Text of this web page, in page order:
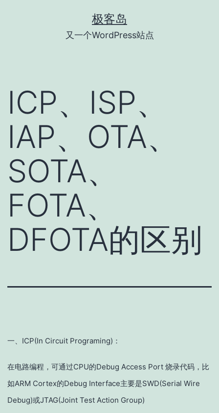
极客岛
又一个WordPress站点
ICP、ISP、
IAP、OTA、
SOTA、
FOTA、
DFOTA的区别
一、ICP(In Circuit Programing)：
在电路编程，可通过CPU的Debug Access Port 烧录代码，比
如ARM Cortex的Debug Interface主要是SWD(Serial Wire
Debug)或JTAG(Joint Test Action Group)